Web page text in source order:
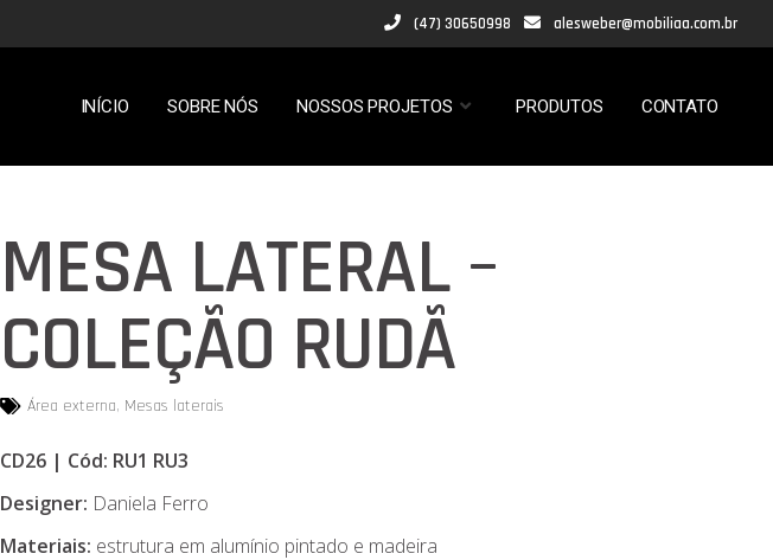
(47) 30650998 alesweber@mobiliaa.com.br
INÍCIO SOBRE NÓS NOSSOS PROJETOS PRODUTOS CONTATO
MESA LATERAL –
COLEÇÃO RUDÃ
Área externa, Mesas laterais
CD26 | Cód: RU1 RU3
Designer: Daniela Ferro
Materiais: estrutura em alumínio pintado e madeira